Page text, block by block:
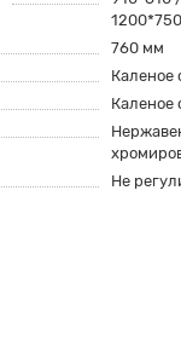
760 мм
Каленое
Каленое
Не